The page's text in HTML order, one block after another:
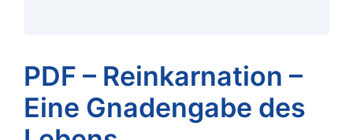
PDF – Reinkarnation –
Eine Gnadengabe des